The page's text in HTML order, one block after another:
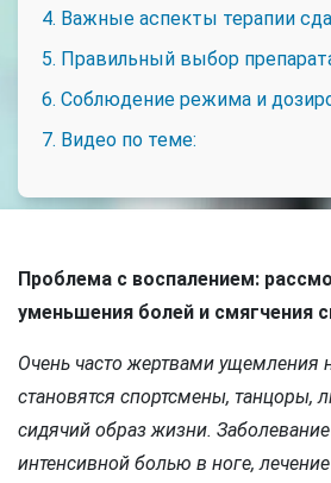
4. Важные аспекты терапии
5. Правильный выбор
6. Соблюдение режима и
7. Видео по теме:
Проблема с воспалением:
уменьшения болей и смягчения
Очень часто жертвами ущемления
становятся спортсмены, танцоры,
сидячий образ жизни.
интенсивной болью в ноге,